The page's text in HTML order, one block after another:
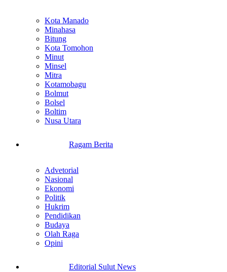
Kota Manado
Minahasa
Bitung
Kota Tomohon
Minut
Minsel
Mitra
Kotamobagu
Bolmut
Bolsel
Boltim
Nusa Utara
Ragam Berita
Advetorial
Nasional
Ekonomi
Politik
Hukrim
Pendidikan
Budaya
Olah Raga
Opini
Editorial Sulut News